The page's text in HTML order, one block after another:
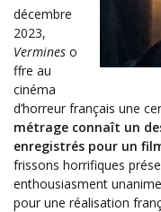
décembre
2023,
Vermines o
ffre au
cinéma
d’horreur français une
métrage connaît un
enregistrés pour un
frissons horrifiques
enthousiasment
pour une réalisation